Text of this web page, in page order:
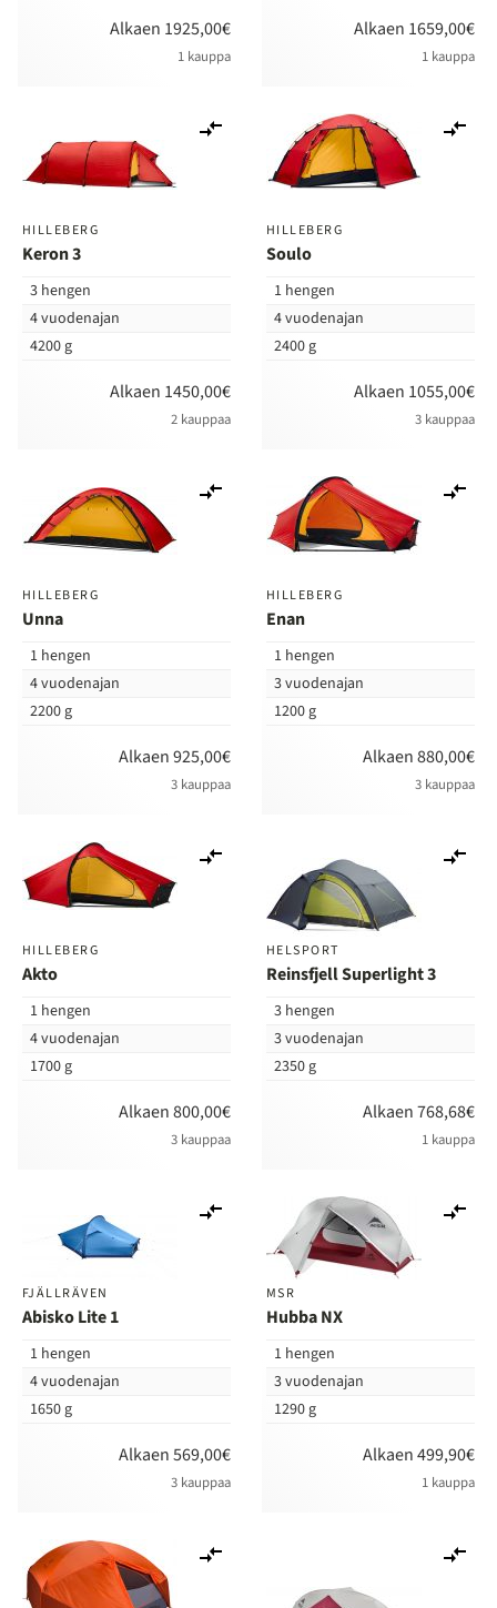
Alkaen 1925,00€
1 kauppa
Alkaen 1659,00€
1 kauppa
HILLEBERG
Keron 3
3 hengen
4 vuodenajan
4200 g
Alkaen 1450,00€
2 kauppaa
vertailuun
HILLEBERG
Soulo
1 hengen
4 vuodenajan
2400 g
Alkaen 1055,00€
3 kauppaa
HILLEBERG
Unna
1 hengen
4 vuodenajan
2200 g
Alkaen 925,00€
3 kauppaa
vertailuun
HILLEBERG
Enan
1 hengen
3 vuodenajan
1200 g
Alkaen 880,00€
3 kauppaa
HILLEBERG
Akto
1 hengen
4 vuodenajan
1700 g
Alkaen 800,00€
3 kauppaa
vertailuun
HELSPORT
Reinsfjell Superlight 3
3 hengen
3 vuodenajan
2350 g
Alkaen 768,68€
1 kauppa
FJÄLLRÄVEN
Abisko Lite 1
1 hengen
4 vuodenajan
1650 g
Alkaen 569,00€
3 kauppaa
vertailuun
MSR
Hubba NX
1 hengen
3 vuodenajan
1290 g
Alkaen 499,90€
1 kauppa